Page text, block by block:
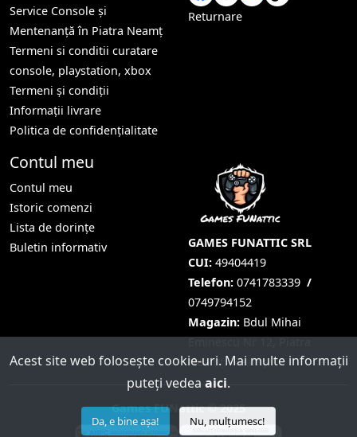
Service Console și
Mentenanță în Piatra Neamț
Termeni si conditii curatare
console, playstation, xbox
Termeni și condiții
Informații livrare
Politica de confidențialitate
Returnare
Contul meu
Contul meu
Istoric comenzi
Lista de dorințe
Buletin informativ
GAMES FUNATTIC SRL
CUI: 49404419
Telefon: 0741783339 /
0749794152
Magazin: Bdul Mihai
Eminescu Nr 12, Piatra
Neamț, Neamț
Games FUNattic © 2025
Acest site web folosește cookie-uri. Mai multe informații
puteți vedea aici.
Da, e bine așa! Nu, mulțumesc!